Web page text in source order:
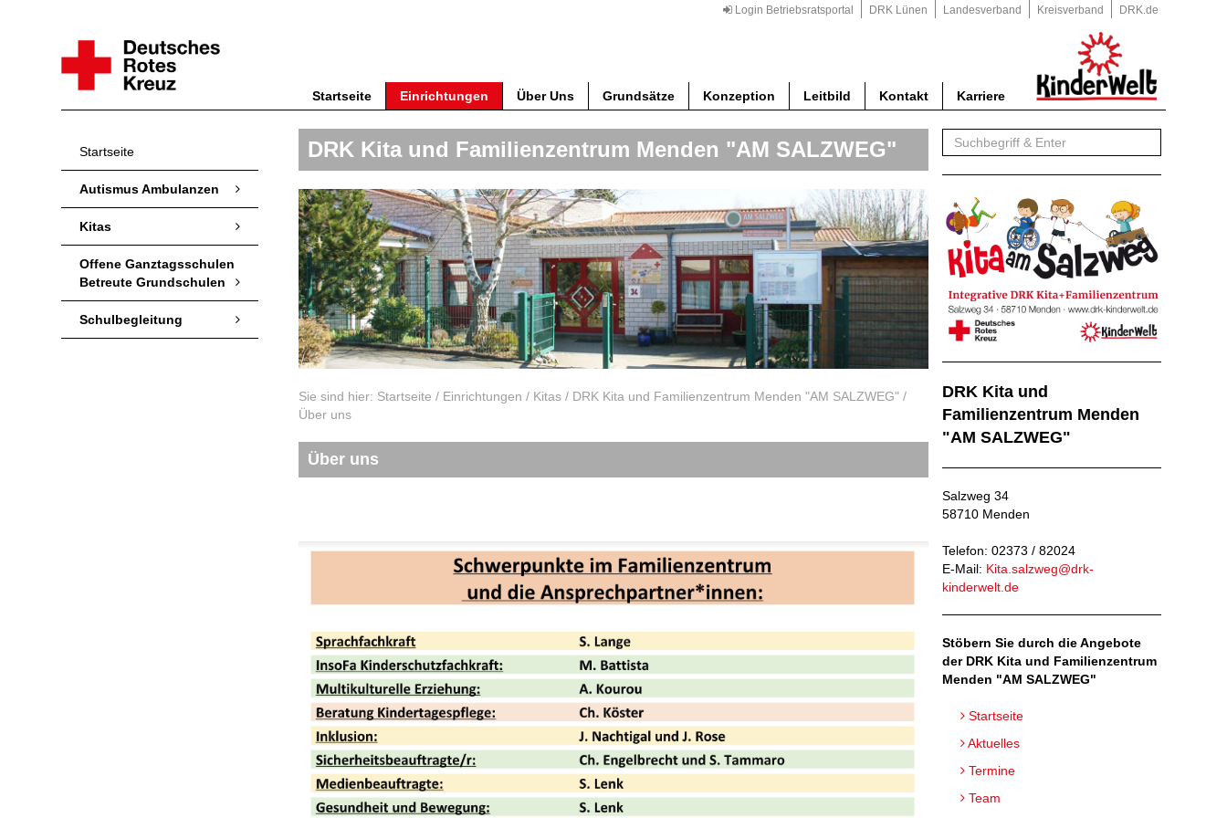
Login Betriebsratsportal DRK Lünen Landesverband Kreisverband DRK.de
Startseite Einrichtungen Über Uns Grundsätze Konzeption Leitbild Kontakt Karriere
Startseite
Autismus Ambulanzen
Kitas
Offene Ganztagsschulen
Betreute Grundschulen
Schulbegleitung
DRK Kita und Familienzentrum Menden "AM SALZWEG"
Sie sind hier: Startseite / Einrichtungen / Kitas / DRK Kita und Familienzentrum Menden "AM SALZWEG" /
Über uns
Über uns
DRK Kita und
Familienzentrum Menden
"AM SALZWEG"
Salzweg 34
58710 Menden
Telefon: 02373 / 82024
E-Mail: Kita.salzweg@drk-
kinderwelt.de
Stöbern Sie durch die Angebote
der DRK Kita und Familienzentrum
Menden "AM SALZWEG"
Startseite
Aktuelles
Termine
Team